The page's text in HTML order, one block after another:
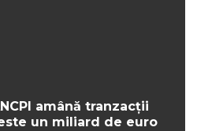
amână tranzacții
un miliard de euro